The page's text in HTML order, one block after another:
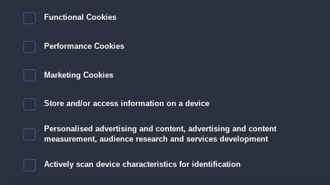
Features,
in der Sammleredition
EINLÖSEN
deine Vorteilskarte
und
bis zu 15 Freispiele!
Lade dir das Spiel jetzt herunter und
teste es 60 Minuten lang kostenlos!
19,90 €
11,90 €
Functional Cookies
Performance Cookies
Marketing Cookies
Store and/or access information on a device
Personalised advertising and content, advertising and content
measurement, audience research and services development
Actively scan device characteristics for identification